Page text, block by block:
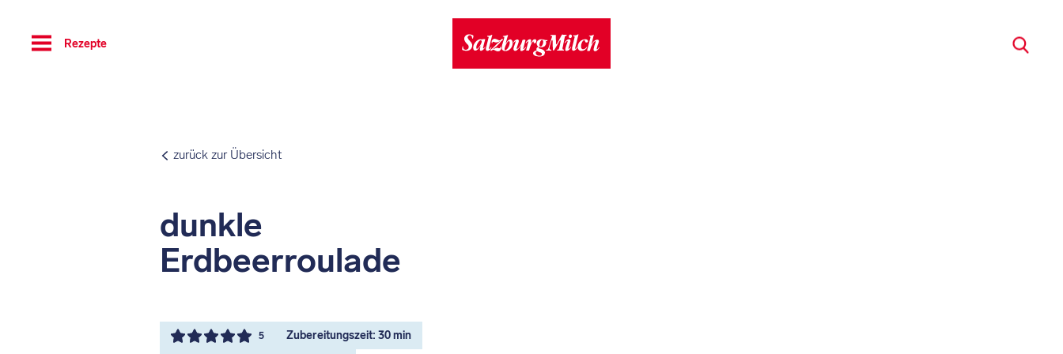
Toggle
navigation
Rezepte
zurück zur Übersicht
dunkle
Erdbeerroulade
5 Zubereitungszeit: 30 min